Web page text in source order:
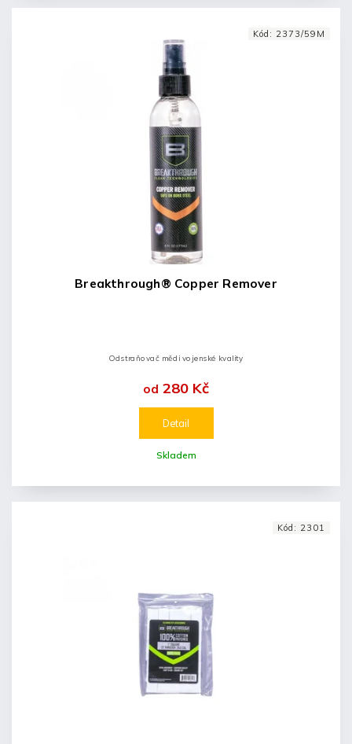
Breakthrough® Copper Remover
Skladem
od 280 Kč
Detail
Odstraňovač mědi vojenské kvality
Kód: 2373/59M
Kód: 2301